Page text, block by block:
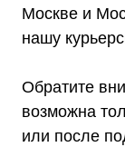
Москве и
нашу
Обратите
возможна
или после